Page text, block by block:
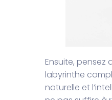
Ensuite, pensez
labyrinthe
naturelle et